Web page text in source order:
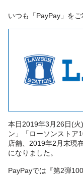
いつも「PayPay」を
本日2019年3月26日(火
ン」「ローソンストア
店舗、2019年2月末現
になりました。
PayPayでは『第2弾